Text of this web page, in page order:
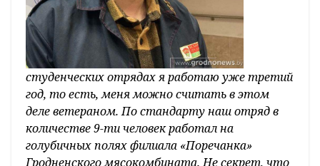
студенческих отрядах я работаю уже третий
год, то есть, меня можно считать в этом
деле ветераном. По стандарту наш отряд в
количестве 9-ти человек работал на
голубичных полях филиала «Поречанка»
Гродненского мясокомбината. Не секрет, что